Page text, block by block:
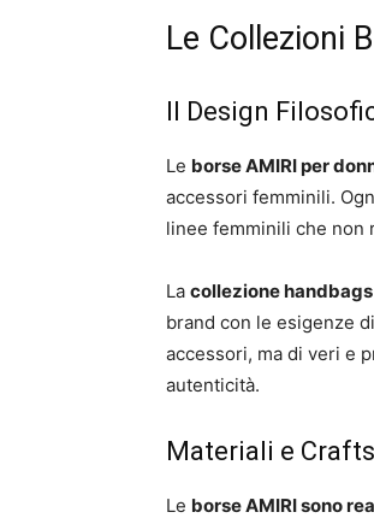
Le Collezioni
Il Design
Le borse AMIRI per
accessori femminili.
linee femminili che non
La collezione handbags
brand con le esigenze
accessori, ma di veri e
autenticità.
Materiali e
Le borse AMIRI sono